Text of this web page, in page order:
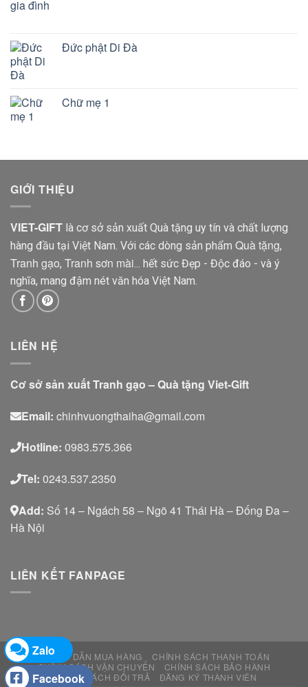
Đức phật Di Đà
Chữ mẹ 1
GIỚI THIỆU
VIET-GIFT là cơ sở sản xuất Quà tặng uy tín và chất lượng
hàng đầu tại Việt Nam. Với các dòng sản phẩm Quà tặng,
Tranh gạo, Tranh sơn mài... hết sức Đẹp - Độc đáo - và ý
nghĩa, mang đậm nét văn hóa Việt Nam.
LIÊN HỆ
Cơ sở sản xuất Tranh gạo – Quà tặng Viet-Gift
Email: chinhvuongthaiha@gmail.com
Hotline: 0983.575.366
Tel: 0243.537.2350
Add: Số 14 – Ngách 58 – Ngõ 41 Thái Hà – Đống Đa –
Hà Nội
LIÊN KẾT FANPAGE
HƯỚNG DẪN MUA HÀNG
CHÍNH SÁCH THANH TOÁN
CHÍNH SÁCH VẬN CHUYỂN
CHÍNH SÁCH BẢO HÀNH
CHÍNH SÁCH ĐỔI TRẢ
ĐĂNG KÝ THÀNH VIÊN
Zalo
Facebook